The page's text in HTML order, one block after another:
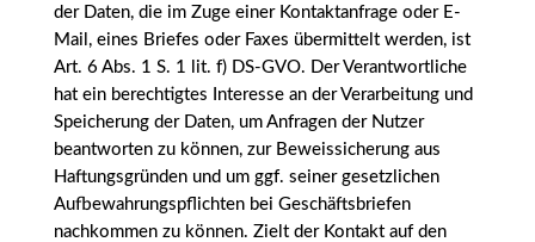
der Daten, die im Zuge einer Kontaktanfrage oder E-
Mail, eines Briefes oder Faxes übermittelt werden, ist
Art. 6 Abs. 1 S. 1 lit. f) DS-GVO. Der Verantwortliche
hat ein berechtigtes Interesse an der Verarbeitung und
Speicherung der Daten, um Anfragen der Nutzer
beantworten zu können, zur Beweissicherung aus
Haftungsgründen und um ggf. seiner gesetzlichen
Aufbewahrungspflichten bei Geschäftsbriefen
nachkommen zu können. Zielt der Kontakt auf den